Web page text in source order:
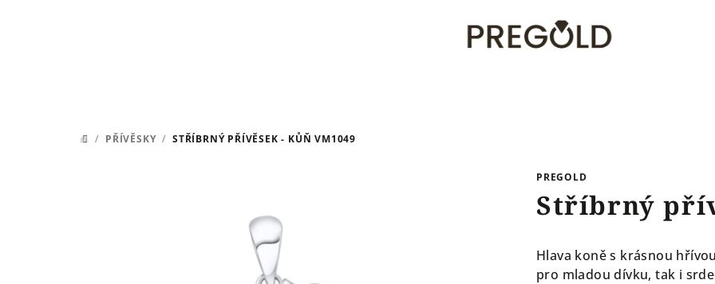
DOMŮ
/ PŘÍVĚSKY / STŘÍBRNÝ PŘÍVĚSEK - KŮŇ VM1049
PREGOLD
Stříbrný
Hlava koně s krásnou
pro mladou dívku, tak i